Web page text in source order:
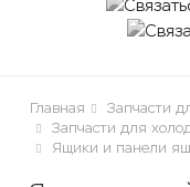
Главная
Запчасти
Запчасти для
Ящики и панели